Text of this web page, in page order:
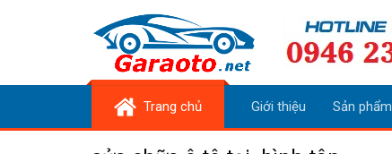
Trang chủ Giới thiệu Sản phẩm